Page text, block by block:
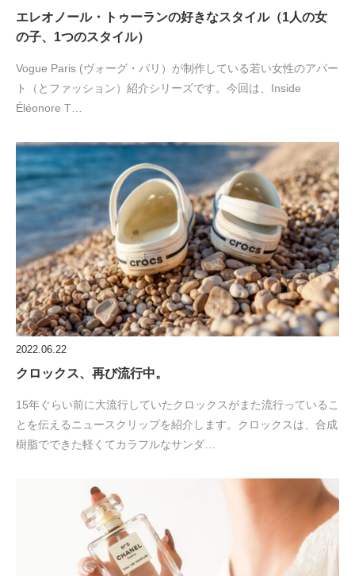
エレオノール・トゥーランの好きなスタイル（1人の女
の子、1つのスタイル）
Vogue Paris (ヴォーグ・パリ）が制作している若い女性のアパー
ト（とファッション）紹介シリーズです。今回は、Inside
Éléonore T…
2022.06.22
クロックス、再び流行中。
15年ぐらい前に大流行していたクロックスがまた流行っているこ
とを伝えるニュースクリップを紹介します。クロックスは、合成
樹脂でできた軽くてカラフルなサンダ…